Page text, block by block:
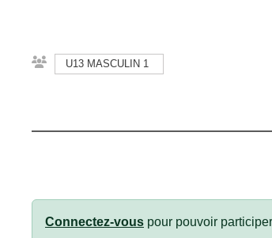
U13 MASCULIN 1
Connectez-vous pour pouvoir